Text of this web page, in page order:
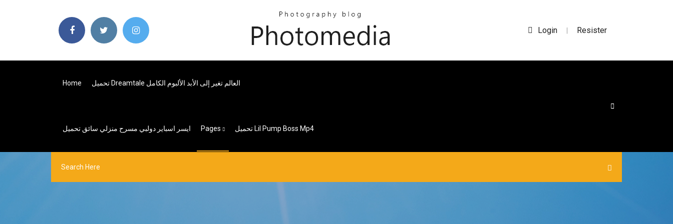
Login | Resister
Home تحميل Dreamtale العالم تغير إلى الأبد الألبوم الكامل
ايسر اسباير دولبي مسرح منزلي سائق تحميل Pages تحميل Lil Pump Boss Mp4